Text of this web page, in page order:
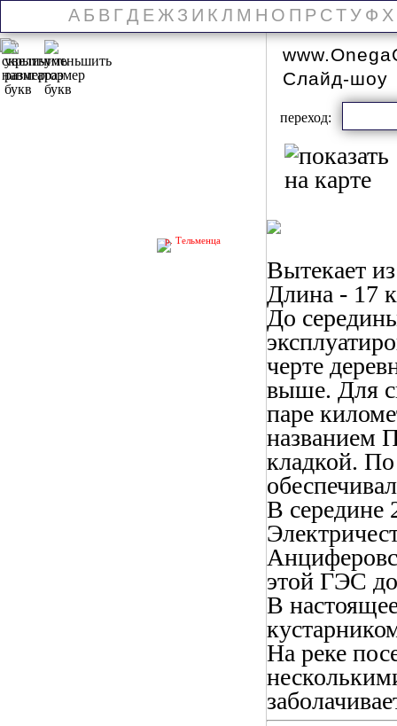
А Б В Г Д Е Ж З И К Л М Н О П Р С Т У Ф Х
р. Тельменца
Слайд-шоу
переход:
Вытекает
Длина - 17
До
черте
выше. Для
паре
названием
кладкой.
В середине
этой ГЭС
В
На реке